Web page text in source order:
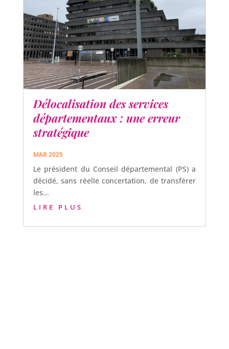
Délocalisation des services
départementaux : une erreur
stratégique
MAR 2025
Le président du Conseil départemental (PS) a
décidé, sans réelle concertation, de transférer
les...
LIRE PLUS